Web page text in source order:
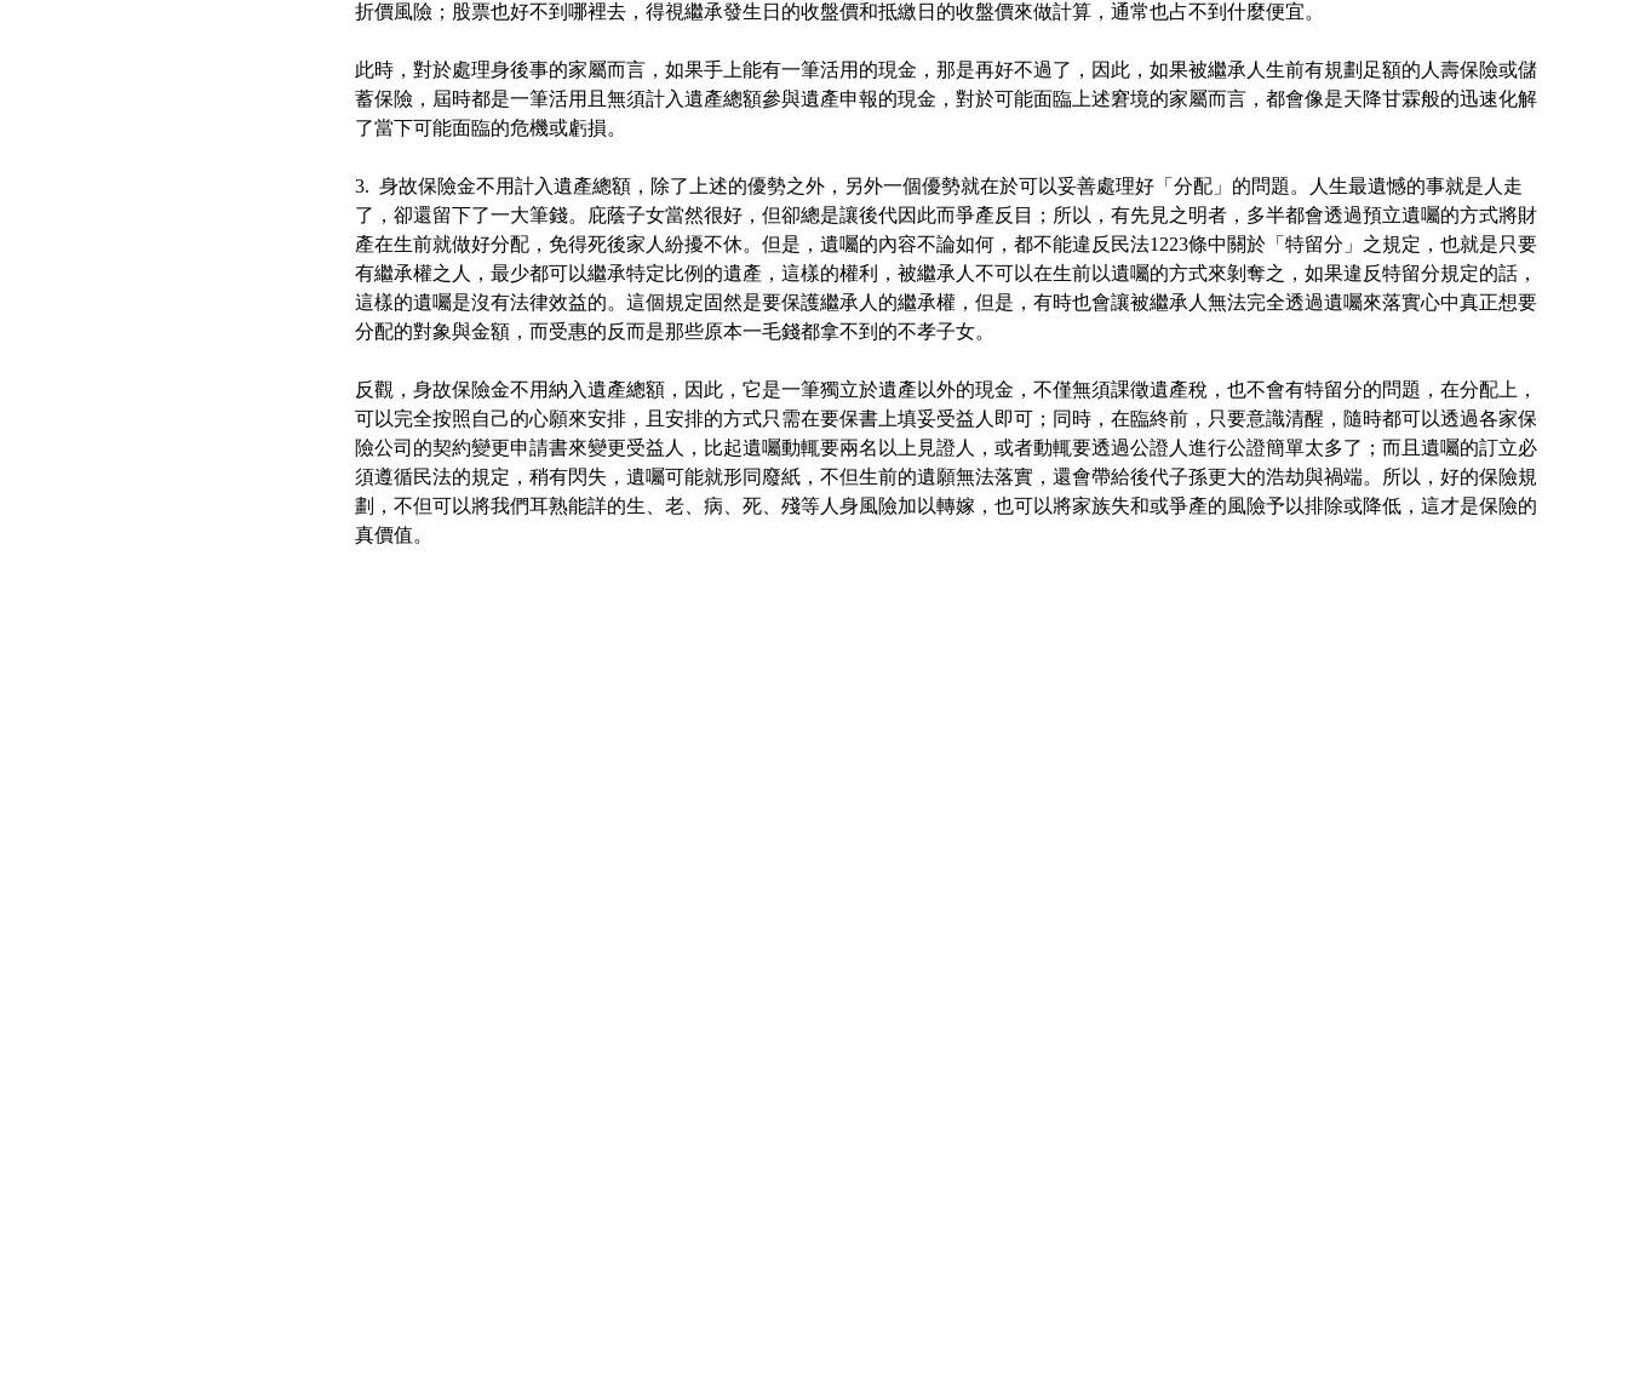
折價風險；股票也好不到哪裡去，得視繼承發生日的收盤價和抵繳日的收盤價來做計算，通常也占不到什麼便宜。
此時，對於處理身後事的家屬而言，如果手上能有一筆活用的現金，那是再好不過了，因此，如果被繼承人生前有規劃足額的人壽保險或儲
蓄保險，屆時都是一筆活用且無須計入遺產總額參與遺產申報的現金，對於可能面臨上述窘境的家屬而言，都會像是天降甘霖般的迅速化解
了當下可能面臨的危機或虧損。
3. 身故保險金不用計入遺產總額，除了上述的優勢之外，另外一個優勢就在於可以妥善處理好「分配」的問題。人生最遺憾的事就是人走
了，卻還留下了一大筆錢。庇蔭子女當然很好，但卻總是讓後代因此而爭產反目；所以，有先見之明者，多半都會透過預立遺囑的方式將財
產在生前就做好分配，免得死後家人紛擾不休。但是，遺囑的內容不論如何，都不能違反民法1223條中關於「特留分」之規定，也就是只要
有繼承權之人，最少都可以繼承特定比例的遺產，這樣的權利，被繼承人不可以在生前以遺囑的方式來剝奪之，如果違反特留分規定的話，
這樣的遺囑是沒有法律效益的。這個規定固然是要保護繼承人的繼承權，但是，有時也會讓被繼承人無法完全透過遺囑來落實心中真正想要
分配的對象與金額，而受惠的反而是那些原本一毛錢都拿不到的不孝子女。
反觀，身故保險金不用納入遺產總額，因此，它是一筆獨立於遺產以外的現金，不僅無須課徵遺產稅，也不會有特留分的問題，在分配上，
可以完全按照自己的心願來安排，且安排的方式只需在要保書上填妥受益人即可；同時，在臨終前，只要意識清醒，隨時都可以透過各家保
險公司的契約變更申請書來變更受益人，比起遺囑動輒要兩名以上見證人，或者動輒要透過公證人進行公證簡單太多了；而且遺囑的訂立必
須遵循民法的規定，稍有閃失，遺囑可能就形同廢紙，不但生前的遺願無法落實，還會帶給後代子孫更大的浩劫與禍端。所以，好的保險規
劃，不但可以將我們耳熟能詳的生、老、病、死、殘等人身風險加以轉嫁，也可以將家族失和或爭產的風險予以排除或降低，這才是保險的
真價值。